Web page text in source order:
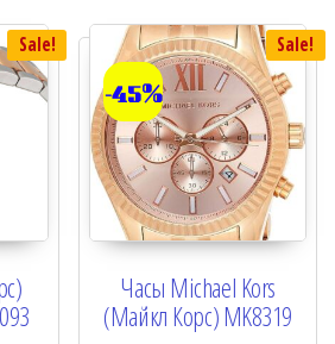
Sale! Sale!
-45%
Часы Michael Kors
(Майкл Корс) MK8319